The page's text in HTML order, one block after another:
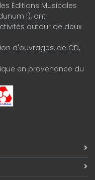
Éditions Musicales
!), ont
autour de deux
d'ouvrages, de CD,
en provenance du